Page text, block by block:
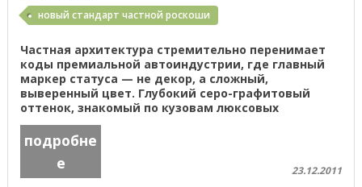
новый стандарт частной роскоши
Частная архитектура стремительно перенимает
коды премиальной автоиндустрии, где главный
маркер статуса — не декор, а сложный,
выверенный цвет. Глубокий серо-графитовый
оттенок, знакомый по кузовам люксовых
автомобилей, становится новым языком домов. ...
подробне
е
23.12.2011